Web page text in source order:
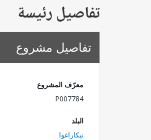
تفاصيل رئيسة
تفاصيل مشروع
معرّف المشروع
P007784
البلد
نيكاراغوا